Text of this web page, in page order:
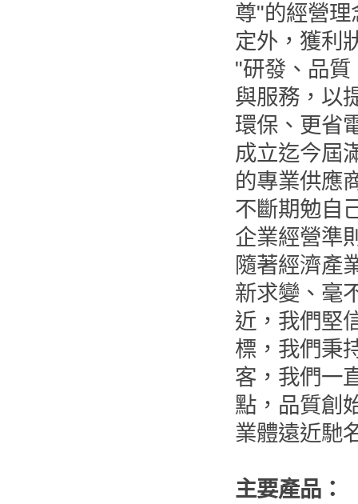
尊"的經營
定外，獲利
"研發、品
與服務，以
環保、更省
成立迄今屆
的專業供應
不斷期勉自
企業經營準
隨著經濟產
新求變、毫
近，我們堅
標，我們秉
客，我們一
點，品質創
業體遠近馳
主要產品：